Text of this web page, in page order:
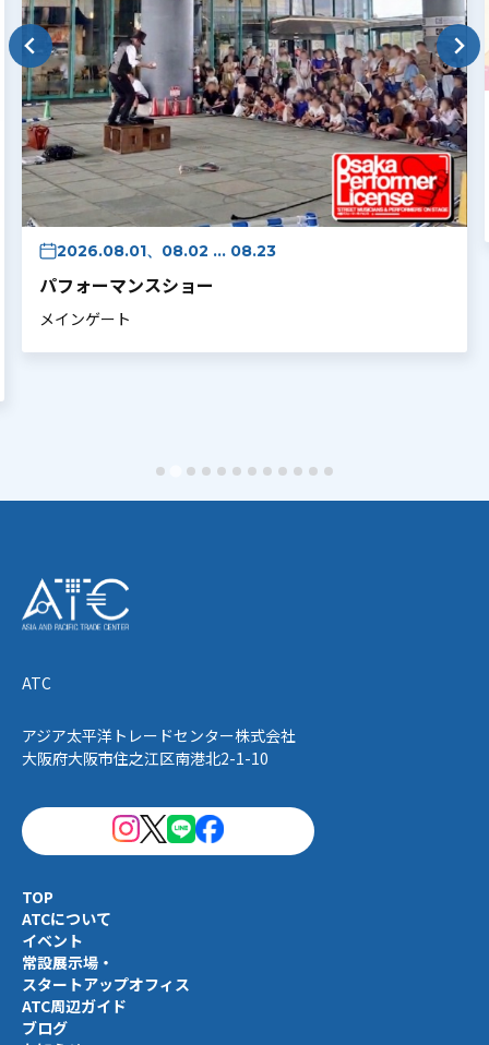
2026.08.01、08.02 ... 08.23
パフォーマンスショー
メインゲート
ATC
アジア太平洋トレードセンター株式会社
大阪府大阪市住之江区南港北2-1-10
TOP
ATCについて
イベント
常設展示場・
スタートアップオフィス
ATC周辺ガイド
ブログ